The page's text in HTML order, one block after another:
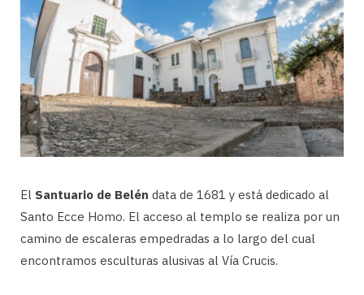
El Santuario de Belén data de 1681 y está dedicado al
Santo Ecce Homo. El acceso al templo se realiza por un
camino de escaleras empedradas a lo largo del cual
encontramos esculturas alusivas al Vía Crucis.